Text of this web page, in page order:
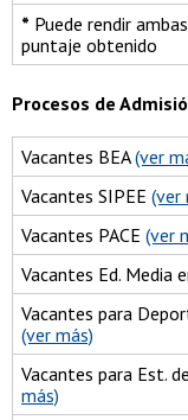
* Puede rendir
puntaje obtenido
Procesos de
Vacantes BEA(ver
Vacantes SIPEE (ver
Vacantes PACE (ver
Vacantes Ed. Media
Vacantes para
(ver más)
Vacantes para Est.
más)